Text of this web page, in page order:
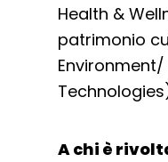
Health &
patrimonio
A chi è